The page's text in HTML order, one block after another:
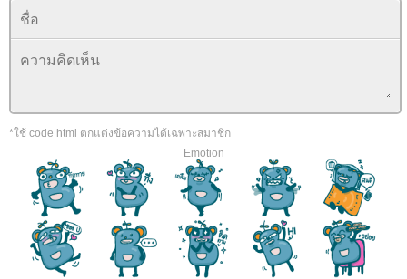
*ใช้ code html ตกแต่งข้อความได้เฉพาะสมาชิก
Emotion